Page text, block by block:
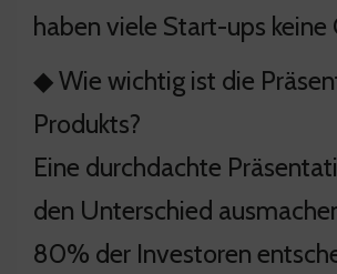
haben viele Start-ups keine
◆ Wie wichtig ist die
Produkts?
Eine durchdachte
den Unterschied
80% der Investoren